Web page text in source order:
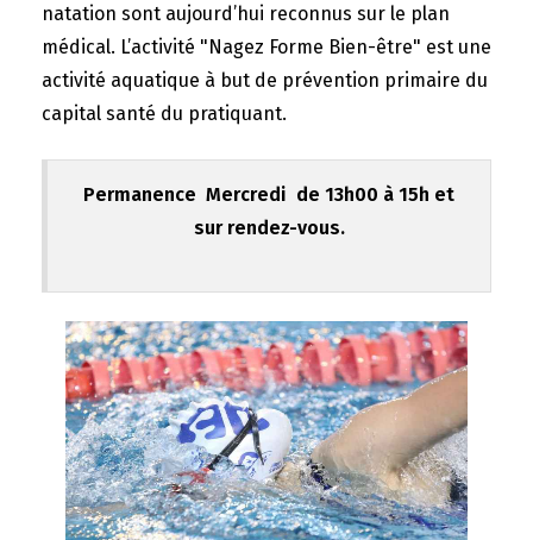
natation sont aujourd’hui reconnus sur le plan
médical. L’activité "Nagez Forme Bien-être" est une
activité aquatique à but de prévention primaire du
capital santé du pratiquant.
Permanence Mercredi de 13h00 à 15h et
sur rendez-vous.